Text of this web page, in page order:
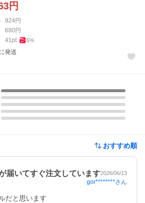
円
924円
680 円
41pt 5%
発送
おすすめ順
届いてすぐ注文しています2026/06/13
gor********さん
だと思います